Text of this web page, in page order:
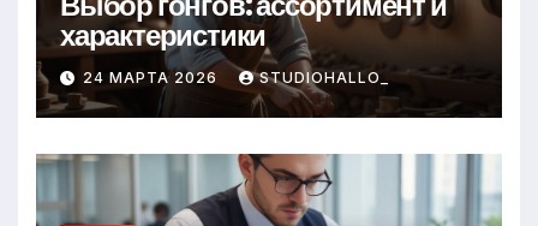
характеристики
24 МАРТА 2026 STUDIOHALLO_